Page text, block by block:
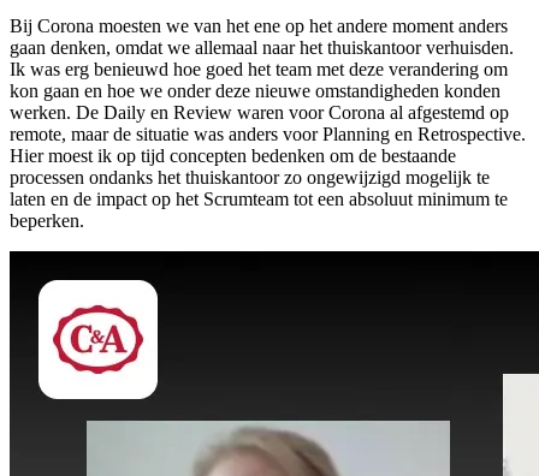
Bij Corona moesten we van het ene op het andere moment anders
gaan denken, omdat we allemaal naar het thuiskantoor verhuisden.
Ik was erg benieuwd hoe goed het team met deze verandering om
kon gaan en hoe we onder deze nieuwe omstandigheden konden
werken. De Daily en Review waren voor Corona al afgestemd op
remote, maar de situatie was anders voor Planning en Retrospective.
Hier moest ik op tijd concepten bedenken om de bestaande
processen ondanks het thuiskantoor zo ongewijzigd mogelijk te
laten en de impact op het Scrumteam tot een absoluut minimum te
beperken.